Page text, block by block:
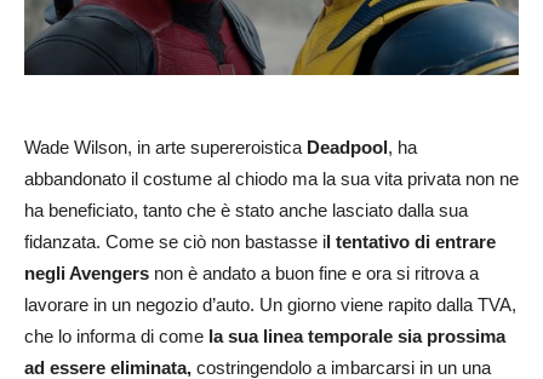
Wade Wilson, in arte supereroistica Deadpool, ha
abbandonato il costume al chiodo ma la sua vita privata non ne
ha beneficiato, tanto che è stato anche lasciato dalla sua
fidanzata. Come se ciò non bastasse il tentativo di entrare
negli Avengers non è andato a buon fine e ora si ritrova a
lavorare in un negozio d’auto. Un giorno viene rapito dalla TVA,
che lo informa di come la sua linea temporale sia prossima
ad essere eliminata, costringendolo a imbarcarsi in un una